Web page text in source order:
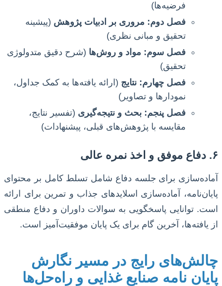
فرضیه‌ها)
فصل دوم: مروری بر ادبیات پژوهش (پیشینه
تحقیق و مبانی نظری)
فصل سوم: مواد و روش‌ها (شرح دقیق متدولوژی
تحقیق)
فصل چهارم: نتایج (ارائه یافته‌ها به کمک جداول،
نمودارها و تصاویر)
فصل پنجم: بحث و نتیجه‌گیری (تفسیر نتایج،
مقایسه با پژوهش‌های قبلی، پیشنهادات)
۶. دفاع موفق و اخذ نمره عالی
آماده‌سازی برای جلسه دفاع شامل تسلط کامل بر محتوای
پایان‌نامه، آماده‌سازی اسلاید‌های جذاب و تمرین برای ارائه
است. توانایی پاسخگویی به سوالات داوران و دفاع منطقی
از یافته‌ها، آخرین گام برای یک پایان موفقیت‌آمیز است.
چالش‌های رایج در مسیر نگارش
پایان نامه صنایع غذایی و راه‌حل‌ها